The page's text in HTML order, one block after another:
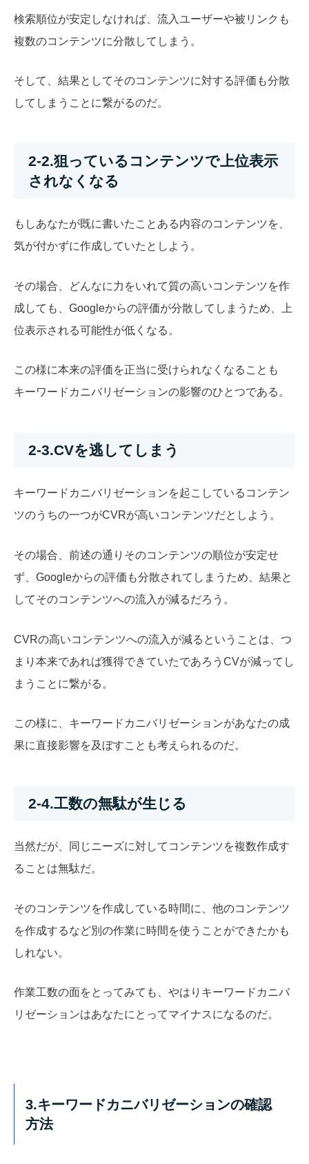
検索順位が安定しなければ、流入ユーザーや被リンクも
複数のコンテンツに分散してしまう。
そして、結果としてそのコンテンツに対する評価も分散
してしまうことに繋がるのだ。
2-2.狙っているコンテンツで上位表示
されなくなる
もしあなたが既に書いたことある内容のコンテンツを、
気が付かずに作成していたとしよう。
その場合、どんなに力をいれて質の高いコンテンツを作
成しても、Googleからの評価が分散してしまうため、上
位表示される可能性が低くなる。
この様に本来の評価を正当に受けられなくなることも
キーワードカニバリゼーションの影響のひとつである。
2-3.CVを逃してしまう
キーワードカニバリゼーションを起こしているコンテン
ツのうちの一つがCVRが高いコンテンツだとしよう。
その場合、前述の通りそのコンテンツの順位が安定せ
ず、Googleからの評価も分散されてしまうため、結果と
してそのコンテンツへの流入が減るだろう。
CVRの高いコンテンツへの流入が減るということは、つ
まり本来であれば獲得できていたであろうCVが減ってし
まうことに繋がる。
この様に、キーワードカニバリゼーションがあなたの成
果に直接影響を及ぼすことも考えられるのだ。
2-4.工数の無駄が生じる
当然だが、同じニーズに対してコンテンツを複数作成す
ることは無駄だ。
そのコンテンツを作成している時間に、他のコンテンツ
を作成するなど別の作業に時間を使うことができたかも
しれない。
作業工数の面をとってみても、やはりキーワードカニバ
リゼーションはあなたにとってマイナスになるのだ。
3.キーワードカニバリゼーションの確認
方法